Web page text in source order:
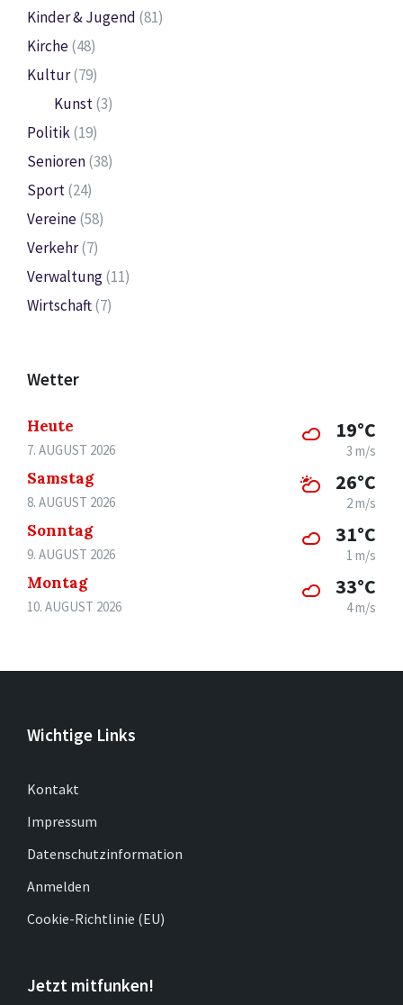
Kinder & Jugend (81)
Kirche(48)
Kultur(79)
Kunst(3)
Politik(19)
Senioren(38)
Sport(24)
Vereine(58)
Verkehr(7)
Verwaltung(11)
Wirtschaft(7)
Wetter
Heute
7. AUGUST 2026
19°C
3 m/s
Samstag
8. AUGUST 2026
26°C
2 m/s
Sonntag
9. AUGUST 2026
31°C
1 m/s
Montag
10. AUGUST 2026
33°C
4 m/s
Wichtige Links
Kontakt
Impressum
Datenschutzinformation
Anmelden
Cookie-Richtlinie (EU)
Jetzt mitfunken!